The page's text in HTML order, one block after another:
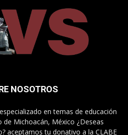
NOSOTROS
en temas de educación
de Michoacán, México ¿Deseas
aceptamos tu donativo a la CLABE